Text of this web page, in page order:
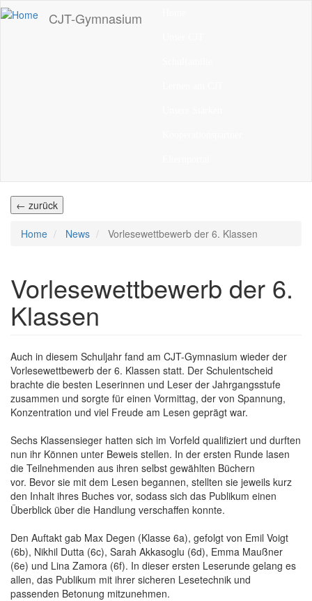
Direkt
zum
CJT-Gymnasium
← zurück
Home News Vorlesewettbewerb der 6. Klassen
Vorlesewettbewerb der 6.
Klassen
Textkörper
Auch in diesem Schuljahr fand am CJT-Gymnasium wieder der
Vorlesewettbewerb der 6. Klassen statt. Der Schulentscheid
brachte die besten Leserinnen und Leser der Jahrgangsstufe
zusammen und sorgte für einen Vormittag, der von Spannung,
Konzentration und viel Freude am Lesen geprägt war.
Sechs Klassensieger hatten sich im Vorfeld qualifiziert und durften
nun ihr Können unter Beweis stellen. In der ersten Runde lasen
die Teilnehmenden aus ihren selbst gewählten Büchern
vor. Bevor sie mit dem Lesen begannen, stellten sie jeweils kurz
den Inhalt ihres Buches vor, sodass sich das Publikum einen
Überblick über die Handlung verschaffen konnte.
Den Auftakt gab Max Degen (Klasse 6a), gefolgt von Emil Voigt
(6b), Nikhil Dutta (6c), Sarah Akkasoglu (6d), Emma Maußner
(6e) und Lina Zamora (6f). In dieser ersten Leserunde gelang es
allen, das Publikum mit ihrer sicheren Lesetechnik und
passenden Betonung mitzunehmen.